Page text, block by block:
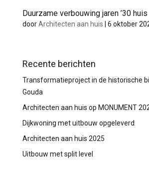
Duurzame verbouwing jaren ’30 huis
doorArchitecten aan huis 6 oktober
Recente berichten
Transformatieproject in de historische
Gouda
Architecten aan huis op MONUMENT
Dijkwoning met uitbouw opgeleverd
Architecten aan huis 2025
Uitbouw met split level